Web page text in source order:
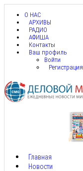
О НАС
АРХИВЫ
РАДИО
АФИША
Контакты
Ваш профиль
Войти
Регистрация
Главная
Новости